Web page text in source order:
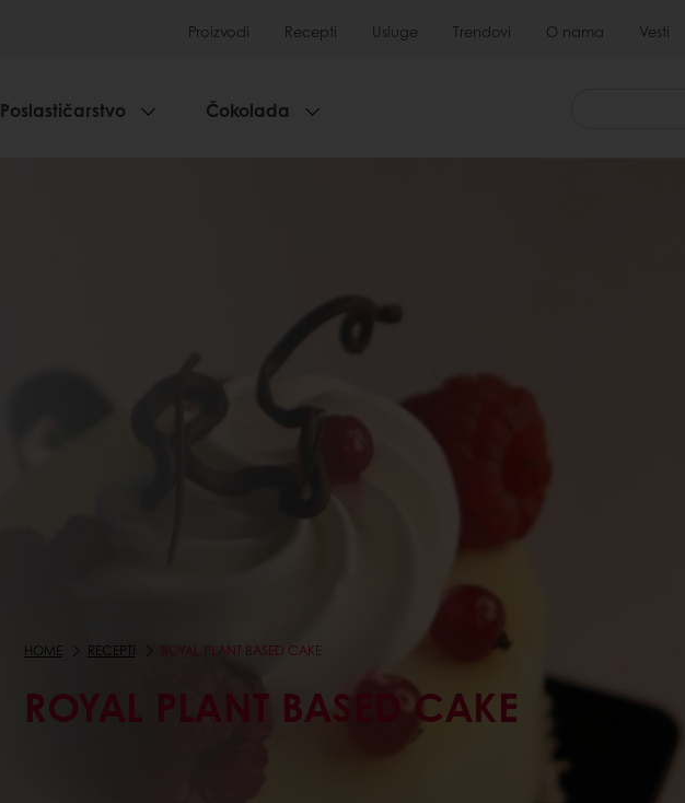
Proizvodi Recepti Usluge Trendovi O nama Vesti
Poslastičarstvo Čokolada
HOME RECEPTI ROYAL PLANT BASED CAKE
ROYAL PLANT BASED CAKE